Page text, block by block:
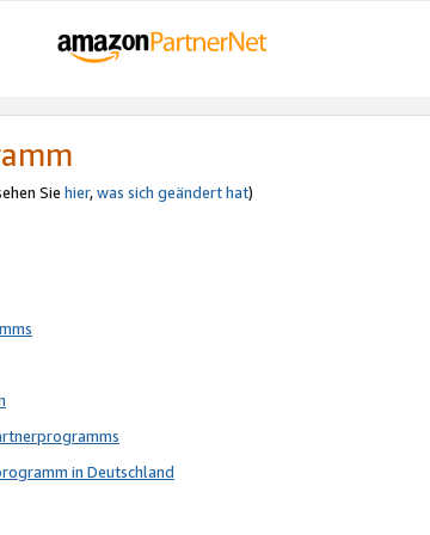
Sie hier,was sich geändert hat)
in Deutschland